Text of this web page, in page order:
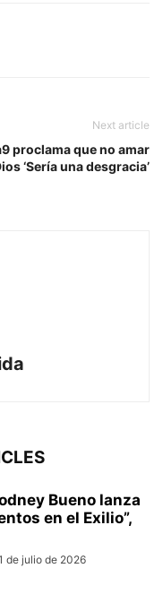
Next article
proclama que no amar
‘Sería una desgracia’
Bueno lanza
en el Exilio”,
de julio de 2026